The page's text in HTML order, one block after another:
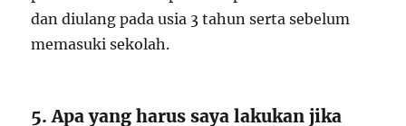
dan diulang pada usia 3 tahun serta sebelum
memasuki sekolah.
5. Apa yang harus saya lakukan jika